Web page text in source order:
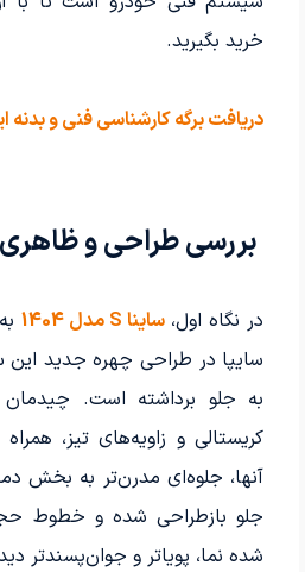
خرید بگیرید.
دریافت برگه کارشناسی فنی و بدنه
بررسی طراحی و ظاهری
در نگاه اول، ساینا S مدل 1404
سایپا در طراحی چهره جدید این
به جلو برداشته است.
کریستالی و زاویه‌های تیز،
آنها، جلوه‌ای مدرن‌تر به بخش
جلو بازطراحی شده و خطوط
شده نما، پویاتر و جوان‌پسندتر